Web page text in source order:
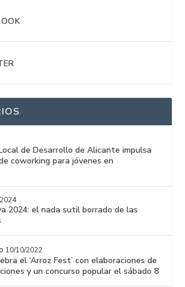
de Desarrollo de Alicante impulsa
coworking para jóvenes en
2024: el nada sutil borrado de las
10/10/2022
el ‘Arroz Fest’ con elaboraciones de
y un concurso popular el sábado 8